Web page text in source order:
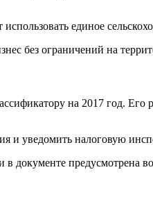
единое
без ограничений на
на 2017 год.
и уведомить налоговую
предусмотрена